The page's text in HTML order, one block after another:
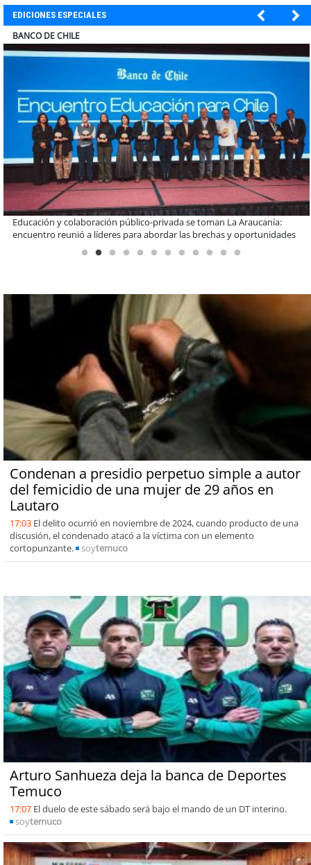
EDICIONES ESPECIALES
ELECTROLUX
Claves para comprar electrodomésticos durante el Black Sale
Condenan a presidio perpetuo simple a autor
del femicidio de una mujer de 29 años en
Lautaro
17:03 El delito ocurrió en noviembre de 2024, cuando producto de una
discusión, el condenado atacó a la víctima con un elemento
cortopunzante.
soytemuco
Arturo Sanhueza deja la banca de Deportes
Temuco
17:07 El duelo de este sábado será bajo el mando de un DT interino.
soytemuco